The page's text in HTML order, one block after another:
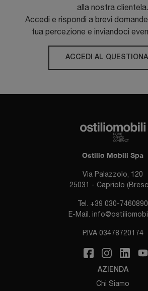
alla nostra clientela.
Accedi e rispondi a brevi
tua percezione e inviandoci
ACCEDI AL
Ostilio Mobili Spa
Via Palazzolo, 120
25031 - Capriolo
Tel. +39 030-7460890
E-Mail.
P.IVA 03478720174
AZIENDA
Chi Siamo